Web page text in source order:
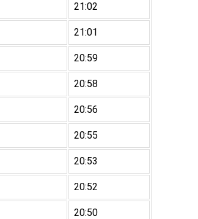
21:02
21:01
20:59
20:58
20:56
20:55
20:53
20:52
20:50